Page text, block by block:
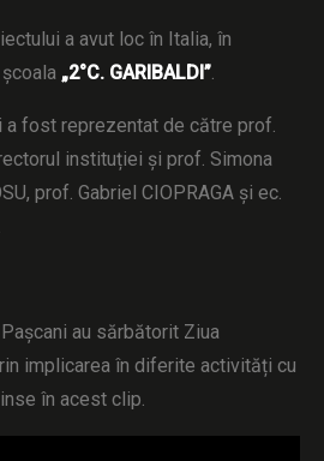
a avut loc în Italia, în
„2°C. GARIBALDI”.
a fost reprezentat de către prof.
instituției și prof. Simona
prof. Gabriel CIOPRAGA și ec.
au sărbătorit Ziua
implicarea în diferite activități cu
în acest clip.